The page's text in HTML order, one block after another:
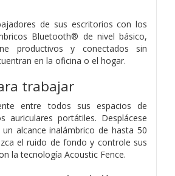
de sus escritorios con los
Bluetooth® de nivel básico,
productivos y conectados sin
en la oficina o el hogar.
trabajar
entre todos sus espacios de
auriculares portátiles. Desplácese
alcance inalámbrico de hasta 50
el ruido de fondo y controle sus
la tecnología Acoustic Fence.